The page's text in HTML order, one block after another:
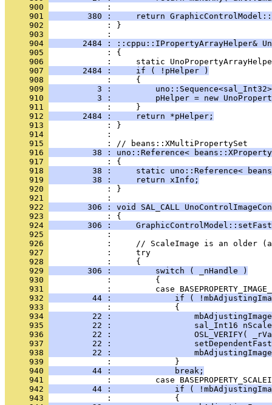
     900
     901
380 :     return
     902
            : }
     903
     904
2484 : ::cppu::IPropertyArrayHelper&
     905
     906
     907
       2484 :     if ( !pHelper )
     908
     909
3 :
     910
3 :         pHelper = new
     911
     912
       2484 :     return *pHelper;
     913
     914
            :
     915
     916
38 : uno::Reference<
     917
     918
38 :     static uno::Reference<
     919
         38 :     return xInfo;
     920
            : }
     921
     922
306 : void SAL_CALL
     923
     924
306 :
     925
     926
     927
     928
     929
        306 :         switch ( _nHandle )
     930
     931
     932
44 :             if (
     933
     934
22 :
     935
22 :                 sal_Int16
     936
22 :                 OSL_VERIFY(
     937
22 :
     938
22 :
     939
     940
         44 :             break;
     941
     942
44 :             if (
     943